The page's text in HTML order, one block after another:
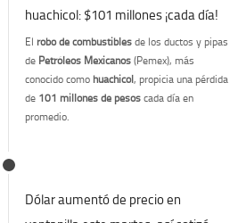
huachicol: $101 millones ¡cada día!
El robo de combustiblesde los ductos y pipas
de Petróleos Mexicanos(Pemex), más
conocido como huachicol, propicia una pérdida
de 101 millones de pesoscada día en
promedio.
Dólar aumentó de precio en